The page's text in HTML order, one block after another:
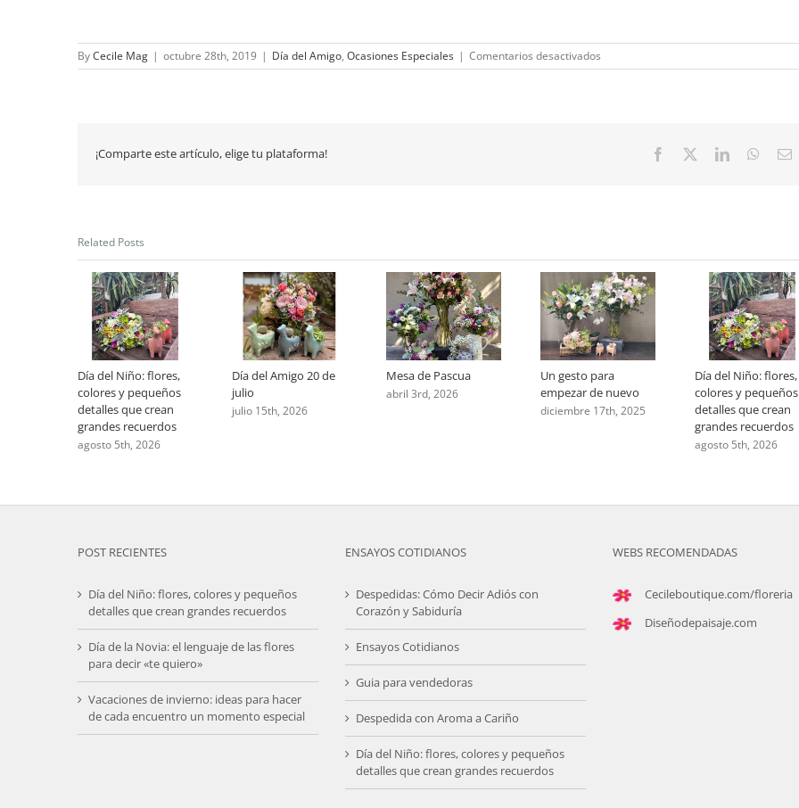
ByCecile Mag | octubre 28th, 2019 | Día del Amigo, Ocasiones Especiales | Comentarios desactivados
El
¡Comparte este artículo, elige tu plataforma! Facebook LinkedIn
Related Posts
Día del Niño: flores,
colores y pequeños
detalles que crean
grandes recuerdos
agosto 5th, 2026
Día del Amigo 20 de
julio
julio 15th, 2026
Mesa de Pascua
abril 3rd, 2026
Un gesto para
empezar de nuevo
diciembre 17th, 2025
Día del Niño: flores,
colores y pequeños
detalles que crean
grandes recuerdos
agosto 5th, 2026
POST RECIENTES
Día del Niño: flores, colores y pequeños
detalles que crean grandes recuerdos
Día de la Novia: el lenguaje de las flores
para decir «te quiero»
Vacaciones de invierno: ideas para hacer
de cada encuentro un momento especial
ENSAYOS COTIDIANOS
Despedidas: Cómo Decir Adiós con
Corazón y Sabiduría
Ensayos Cotidianos
Guia para vendedoras
Despedida con Aroma a Cariño
Día del Niño: flores, colores y pequeños
detalles que crean grandes recuerdos
WEBS RECOMENDADAS
Cecileboutique.com/floreria
Diseñodepaisaje.com